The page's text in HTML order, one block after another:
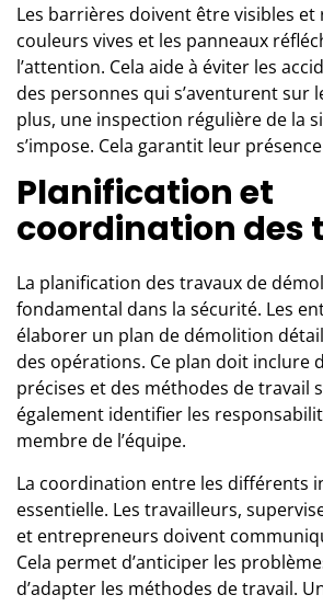
Les barrières doivent être visibles et
couleurs vives et les panneaux
l’attention. Cela aide à éviter les
des personnes qui s’aventurent sur
plus, une inspection régulière de la
s’impose. Cela garantit leur
Planification et
coordination des
La planification des travaux de
fondamental dans la sécurité. Les
élaborer un plan de démolition
des opérations. Ce plan doit inclure
précises et des méthodes de travail
également identifier les
membre de l’équipe.
La coordination entre les différents
essentielle. Les travailleurs,
et entrepreneurs doivent
Cela permet d’anticiper les
d’adapter les méthodes de travail.